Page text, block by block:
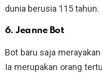
dunia berusia 115 tahun.
6. Jeanne Bot
Bot baru saja
Ia merupakan orang